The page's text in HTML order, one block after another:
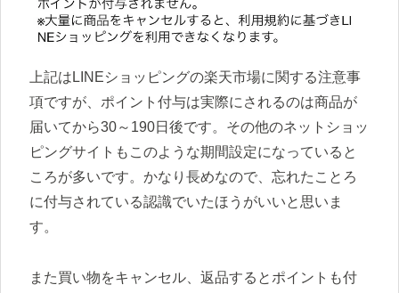
上記はLINEショッピングの楽天市場に関する注意事
項ですが、ポイント付与は実際にされるのは商品が
届いてから30～190日後です。その他のネットショッ
ピングサイトもこのような期間設定になっていると
ころが多いです。かなり長めなので、忘れたことろ
に付与されている認識でいたほうがいいと思いま
す。
また買い物をキャンセル、返品するとポイントも付